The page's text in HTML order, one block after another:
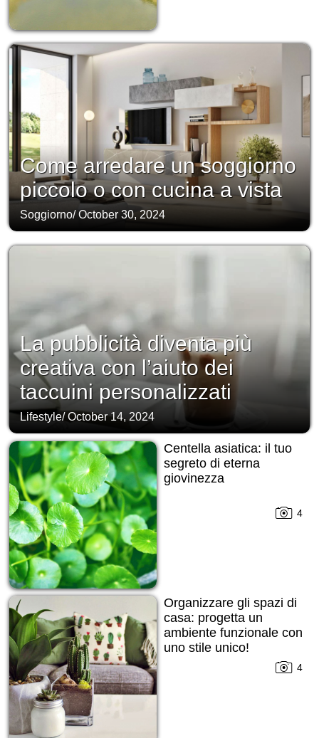
Come arredare un soggiorno
piccolo o con cucina a vista
Soggiorno/October 30, 2024
La pubblicità diventa più
creativa con l’aiuto dei
taccuini personalizzati
Lifestyle/October 14, 2024
Centella asiatica: il tuo
segreto di eterna
giovinezza
4
Organizzare gli spazi di
casa: progetta un
ambiente funzionale con
uno stile unico!
4